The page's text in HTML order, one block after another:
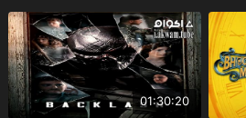
01:30:20